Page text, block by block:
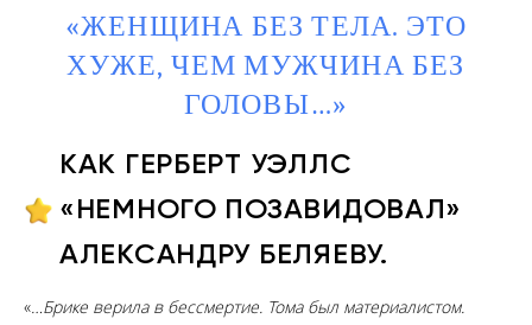
«ЖЕНЩИНА БЕЗ ТЕЛА. ЭТО
ХУЖЕ, ЧЕМ МУЖЧИНА БЕЗ
ГОЛОВЫ…»
КАК ГЕРБЕРТ УЭЛЛС
«НЕМНОГО ПОЗАВИДОВАЛ»
АЛЕКСАНДРУ БЕЛЯЕВУ.
«…Брике верила в бессмертие. Тома был материалистом.